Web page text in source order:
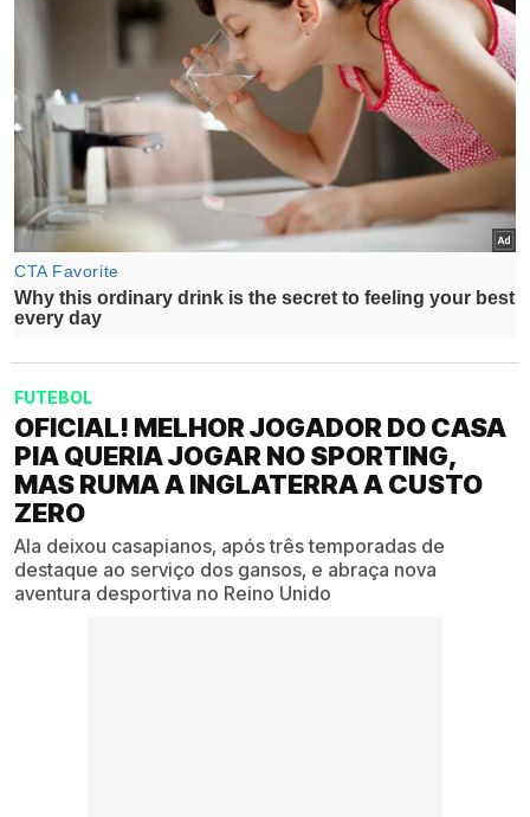
FUTEBOL
OFICIAL! MELHOR JOGADOR DO CASA
PIA QUERIA JOGAR NO SPORTING,
MAS RUMA A INGLATERRA A CUSTO
ZERO
Ala deixou casapianos, após três temporadas de
destaque ao serviço dos gansos, e abraça nova
aventura desportiva no Reino Unido